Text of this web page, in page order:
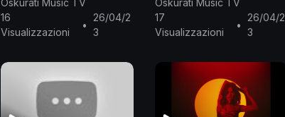
Playlist 2021
Oskurati Music TV
16
Visualizzazioni
•
26/04/2
3
Leppard
Oskurati Music TV
17
Visualizzazioni
•
26/04/2
3